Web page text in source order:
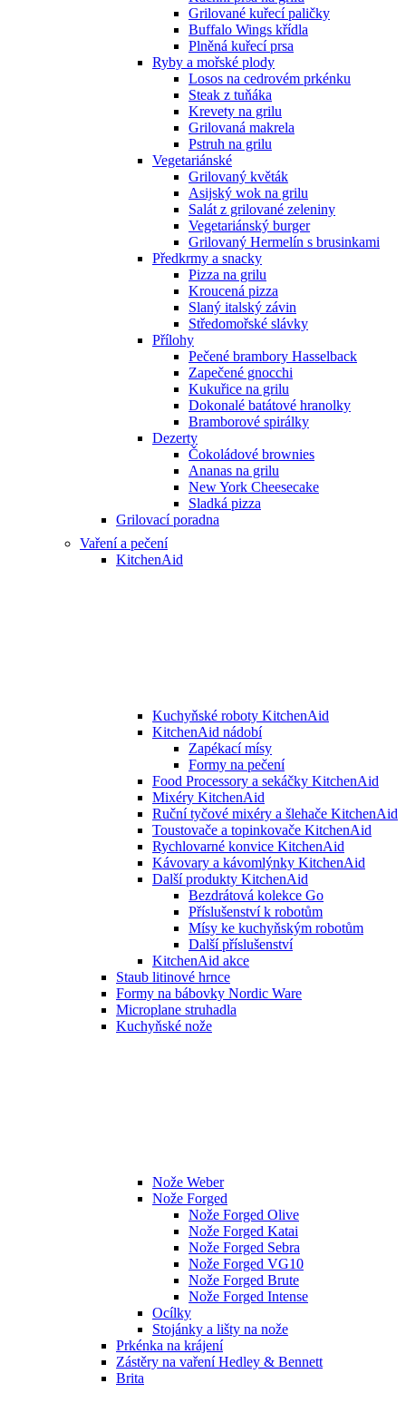
Grilované kuřecí paličky
Buffalo Wings křídla
Plněná kuřecí prsa
Ryby a mořské plody
Losos na cedrovém prkénku
Steak z tuňáka
Krevety na grilu
Grilovaná makrela
Pstruh na grilu
Vegetariánské
Grilovaný květák
Asijský wok na grilu
Salát z grilované zeleniny
Vegetariánský burger
Grilovaný Hermelín s brusinkami
Předkrmy a snacky
Pizza na grilu
Kroucená pizza
Slaný italský závin
Středomořské slávky
Přílohy
Pečené brambory Hasselback
Zapečené gnocchi
Kukuřice na grilu
Dokonalé batátové hranolky
Bramborové spirálky
Dezerty
Čokoládové brownies
Ananas na grilu
New York Cheesecake
Sladká pizza
Grilovací poradna
Vaření a pečení
KitchenAid
Kuchyňské roboty KitchenAid
KitchenAid nádobí
Zapékací mísy
Formy na pečení
Food Processory a sekáčky KitchenAid
Mixéry KitchenAid
Ruční tyčové mixéry a šlehače KitchenAid
Toustovače a topinkovače KitchenAid
Rychlovarné konvice KitchenAid
Kávovary a kávomlýnky KitchenAid
Další produkty KitchenAid
Bezdrátová kolekce Go
Příslušenství k robotům
Mísy ke kuchyňským robotům
Další příslušenství
KitchenAid akce
Staub litinové hrnce
Formy na bábovky Nordic Ware
Microplane struhadla
Kuchyňské nože
Nože Weber
Nože Forged
Nože Forged Olive
Nože Forged Katai
Nože Forged Sebra
Nože Forged VG10
Nože Forged Brute
Nože Forged Intense
Ocílky
Stojánky a lišty na nože
Prkénka na krájení
Zástěry na vaření Hedley & Bennett
Brita